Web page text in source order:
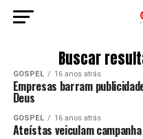
Buscar
GOSPEL 16 anos atrás
Empresas barram
Deus
GOSPEL 16 anos atrás
Ateístas veiculam